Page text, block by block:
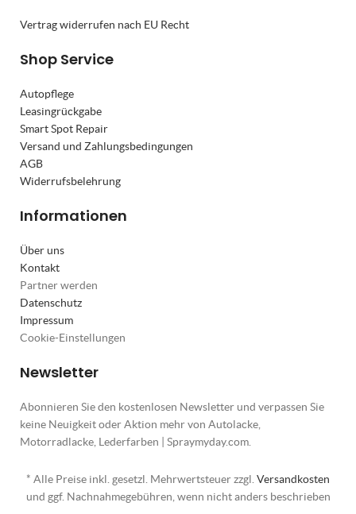
Vertrag widerrufen nach EU Recht
Shop Service
Autopflege
Leasingrückgabe
Smart Spot Repair
Versand und Zahlungsbedingungen
AGB
Widerrufsbelehrung
Informationen
Über uns
Kontakt
Partner werden
Datenschutz
Impressum
Cookie-Einstellungen
Newsletter
Abonnieren Sie den kostenlosen Newsletter und verpassen Sie
keine Neuigkeit oder Aktion mehr von Autolacke,
Motorradlacke, Lederfarben | Spraymyday.com.
* Alle Preise inkl. gesetzl. Mehrwertsteuer zzgl. Versandkosten
und ggf. Nachnahmegebühren, wenn nicht anders beschrieben